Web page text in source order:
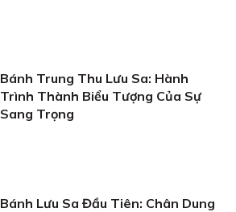
Bánh Trung Thu Lưu Sa: Hành
Trình Thành Biểu Tượng Của Sự
Sang Trọng
Bánh Lưu Sa Đầu Tiên: Chân Dung